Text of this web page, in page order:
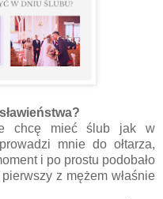
chcę mieć ślub jak w
mnie do ołtarza,
i po prostu podobało
z mężem właśnie